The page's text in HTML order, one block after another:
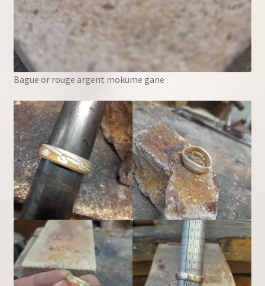
Bague or rouge argent mokume gane